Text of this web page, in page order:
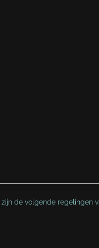
de volgende regelingen